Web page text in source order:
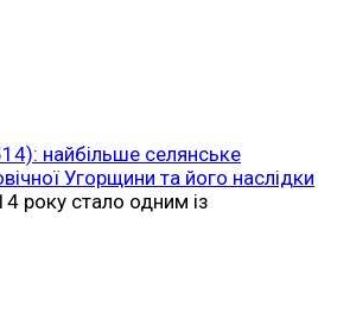
найбільше селянське
Угорщини та його наслідки
року стало одним із